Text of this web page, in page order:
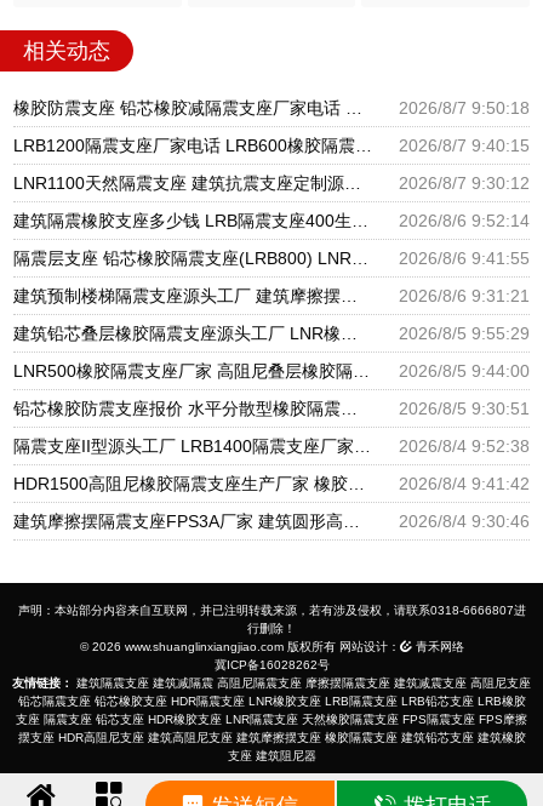
相关动态
2026/8/7 9:50:18
2026/8/7 9:40:15
2026/8/7 9:30:12
2026/8/6 9:52:14
2026/8/6 9:41:55
2026/8/6 9:31:21
2026/8/5 9:55:29
2026/8/5 9:44:00
2026/8/5 9:30:51
2026/8/4 9:52:38
2026/8/4 9:41:42
2026/8/4 9:30:46
声明：本站部分内容来自互联网，并已注明转载来源，若有涉及侵权，请联系0318-6666807进
行删除！
© 2026 www.shuanglinxiangjiao.com 版权所有 网站设计：
青禾网络
冀ICP备16028262号
友情链接：
建筑隔震支座 建筑减隔震 高阻尼隔震支座 摩擦摆隔震支座 建筑减震支座 高阻尼支座
铅芯隔震支座 铅芯橡胶支座 HDR隔震支座 LNR橡胶支座 LRB隔震支座 LRB铅芯支座 LRB橡胶
支座 隔震支座 铅芯支座 HDR橡胶支座 LNR隔震支座 天然橡胶隔震支座 FPS隔震支座 FPS摩擦
摆支座 HDR高阻尼支座 建筑高阻尼支座 建筑摩擦摆支座 橡胶隔震支座 建筑铅芯支座 建筑橡胶
支座 建筑阻尼器